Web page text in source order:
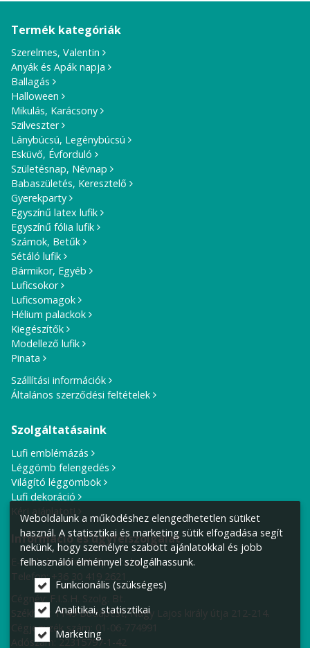
Termék kategóriák
Szerelmes, Valentin
Anyák és Apák napja
Ballagás
Halloween
Mikulás, Karácsony
Szilveszter
Lánybúcsú, Legénybúcsú
Esküvő, Évforduló
Születésnap, Névnap
Babaszületés, Keresztelő
Gyerekparty
Egyszínű latex lufik
Egyszínű fólia lufik
Számok, Betűk
Sétáló lufik
Bármikor, Egyéb
Luficsokor
Luficsomagok
Hélium palackok
Kiegészítők
Modellező lufik
Pinata
Szállítási információk
Általános szerződési feltételek
Szolgáltatásaink
Lufi emblémázás
Léggömb felengedés
Világító léggömbök
Lufi dekoráció
Kérj ajánlatot!
Információ és ügyfélszolgálat
E-mail cím:info@lufiposta.hu
Telefon:+36 30 419 2621
Cégnév: F.I.S.H. Szolg. Bt.
Székhely: 1149 Budapest, Nagy Lajos király útja 212-214.
Cégjegyzék szám: 01-06-774991
Adószám: 22315797-1-42
Weboldalunk a működéshez elengedhetetlen sütiket
használ. A statisztikai és marketing sütik elfogadása segít
nekünk, hogy személyre szabott ajánlatokkal és jobb
felhasználói élménnyel szolgálhassunk.
Funkcionális (szükséges)
Analitikai, statisztikai
Marketing